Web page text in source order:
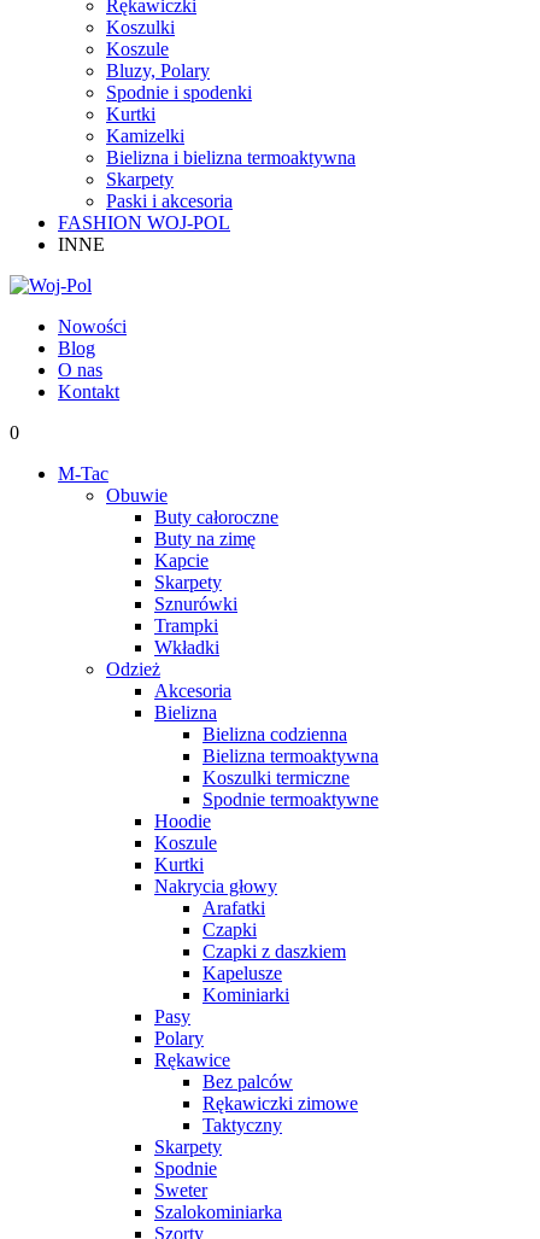
Rękawiczki
Koszulki
Koszule
Bluzy, Polary
Spodnie i spodenki
Kurtki
Kamizelki
Bielizna i bielizna termoaktywna
Skarpety
Paski i akcesoria
FASHION WOJ-POL
INNE
Nowości
Blog
O nas
Kontakt
0
M-Tac
Obuwie
Buty całoroczne
Buty na zimę
Kapcie
Skarpety
Sznurówki
Trampki
Wkładki
Odzież
Akcesoria
Bielizna
Bielizna codzienna
Bielizna termoaktywna
Koszulki termiczne
Spodnie termoaktywne
Hoodie
Koszule
Kurtki
Nakrycia głowy
Arafatki
Czapki
Czapki z daszkiem
Kapelusze
Kominiarki
Pasy
Polary
Rękawice
Bez palców
Rękawiczki zimowe
Taktyczny
Skarpety
Spodnie
Sweter
Szalokominiarka
Szorty